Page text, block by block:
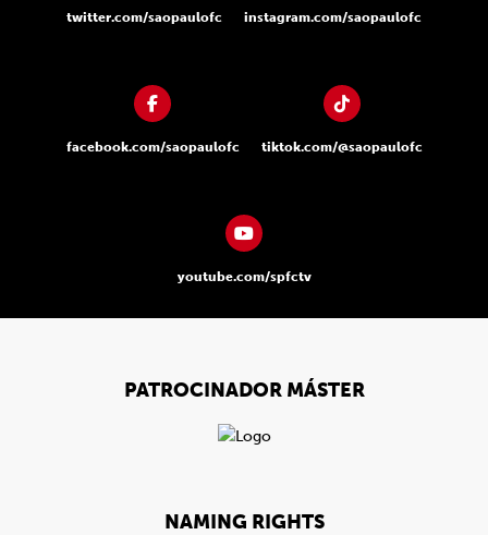
twitter.com/saopaulofc instagram.com/saopaulofc
facebook.com/saopaulofc tiktok.com/@saopaulofc
youtube.com/spfctv
PATROCINADOR MÁSTER
NAMING RIGHTS